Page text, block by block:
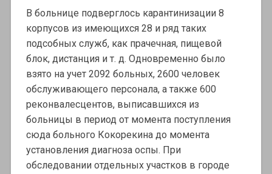
В больнице подверглось карантинизации 8
корпусов из имеющихся 28 и ряд таких
подсобных служб, как прачечная, пищевой
блок, дистанция и т. д. Одновременно было
взято на учет 2092 больных, 2600 человек
обслуживающего персонала, а также 600
реконвалесцентов, выписавшихся из
больницы в период от момента поступления
сюда больного Кокорекина до момента
установления диагноза оспы. При
обследовании отдельных участков в городе